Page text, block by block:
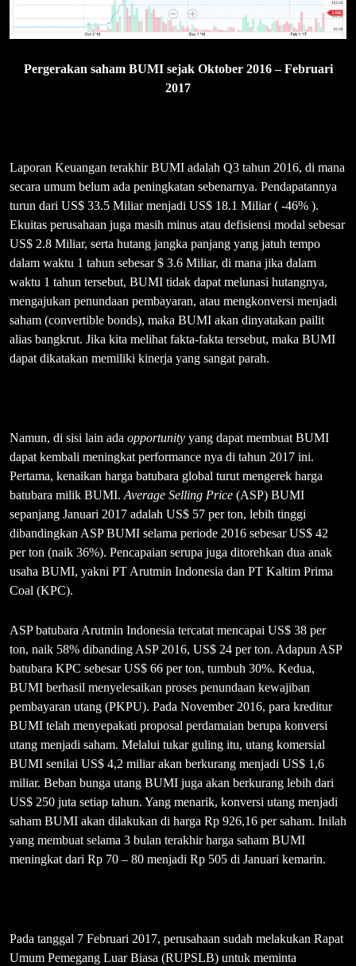
Pergerakan saham BUMI sejak Oktober 2016 – Februari
2017
Laporan Keuangan terakhir BUMI adalah Q3 tahun 2016, di mana
secara umum belum ada peningkatan sebenarnya. Pendapatannya
turun dari US$ 33.5 Miliar menjadi US$ 18.1 Miliar ( -46% ).
Ekuitas perusahaan juga masih minus atau defisiensi modal sebesar
US$ 2.8 Miliar, serta hutang jangka panjang yang jatuh tempo
dalam waktu 1 tahun sebesar $ 3.6 Miliar, di mana jika dalam
waktu 1 tahun tersebut, BUMI tidak dapat melunasi hutangnya,
mengajukan penundaan pembayaran, atau mengkonversi menjadi
saham (convertible bonds), maka BUMI akan dinyatakan pailit
alias bangkrut. Jika kita melihat fakta-fakta tersebut, maka BUMI
dapat dikatakan memiliki kinerja yang sangat parah.
Namun, di sisi lain ada opportunity yang dapat membuat BUMI
dapat kembali meningkat performance nya di tahun 2017 ini.
Pertama, kenaikan harga batubara global turut mengerek harga
batubara milik BUMI.Average Selling Price (ASP) BUMI
sepanjang Januari 2017 adalah US$ 57 per ton, lebih tinggi
dibandingkan ASP BUMI selama periode 2016 sebesar US$ 42
per ton (naik 36%). Pencapaian serupa juga ditorehkan dua anak
usaha BUMI, yakni PT Arutmin Indonesia dan PT Kaltim Prima
Coal (KPC).
ASP batubara Arutmin Indonesia tercatat mencapai US$ 38 per
ton, naik 58% dibanding ASP 2016, US$ 24 per ton. Adapun ASP
batubara KPC sebesar US$ 66 per ton, tumbuh 30%. Kedua,
BUMI berhasil menyelesaikan proses penundaan kewajiban
pembayaran utang (PKPU). Pada November 2016, para kreditur
BUMI telah menyepakati proposal perdamaian berupa konversi
utang menjadi saham. Melalui tukar guling itu, utang komersial
BUMI senilai US$ 4,2 miliar akan berkurang menjadi US$ 1,6
miliar. Beban bunga utang BUMI juga akan berkurang lebih dari
US$ 250 juta setiap tahun. Yang menarik, konversi utang menjadi
saham BUMI akan dilakukan di harga Rp 926,16 per saham. Inilah
yang membuat selama 3 bulan terakhir harga saham BUMI
meningkat dari Rp 70 – 80 menjadi Rp 505 di Januari kemarin.
Pada tanggal 7 Februari 2017, perusahaan sudah melakukan Rapat
Umum Pemegang Luar Biasa (RUPSLB) untuk meminta